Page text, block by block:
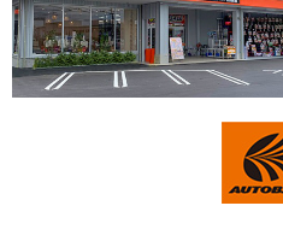
採用情報